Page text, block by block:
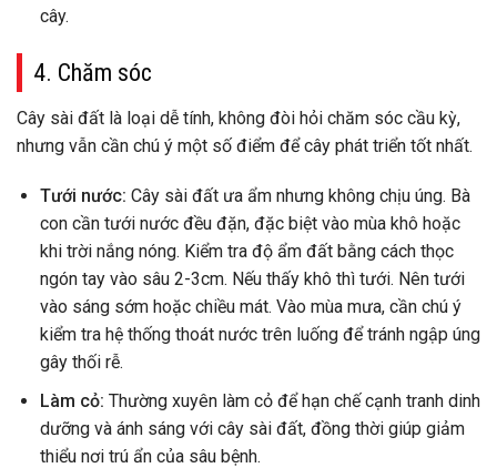
cây.
4. Chăm sóc
Cây sài đất là loại dễ tính, không đòi hỏi chăm sóc cầu kỳ,
nhưng vẫn cần chú ý một số điểm để cây phát triển tốt nhất.
Tưới nước: Cây sài đất ưa ẩm nhưng không chịu úng. Bà
con cần tưới nước đều đặn, đặc biệt vào mùa khô hoặc
khi trời nắng nóng. Kiểm tra độ ẩm đất bằng cách thọc
ngón tay vào sâu 2-3cm. Nếu thấy khô thì tưới. Nên tưới
vào sáng sớm hoặc chiều mát. Vào mùa mưa, cần chú ý
kiểm tra hệ thống thoát nước trên luống để tránh ngập úng
gây thối rễ.
Làm cỏ: Thường xuyên làm cỏ để hạn chế cạnh tranh dinh
dưỡng và ánh sáng với cây sài đất, đồng thời giúp giảm
thiểu nơi trú ẩn của sâu bệnh.